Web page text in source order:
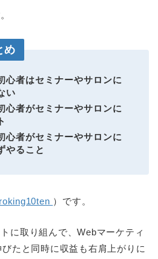
め
心者はセミナーやサロンに
い
心者がセミナーやサロンに
心者がセミナーやサロンに
やること
）です。
に取り組んで、Webマーケティ
たと同時に収益も右肩上がりに